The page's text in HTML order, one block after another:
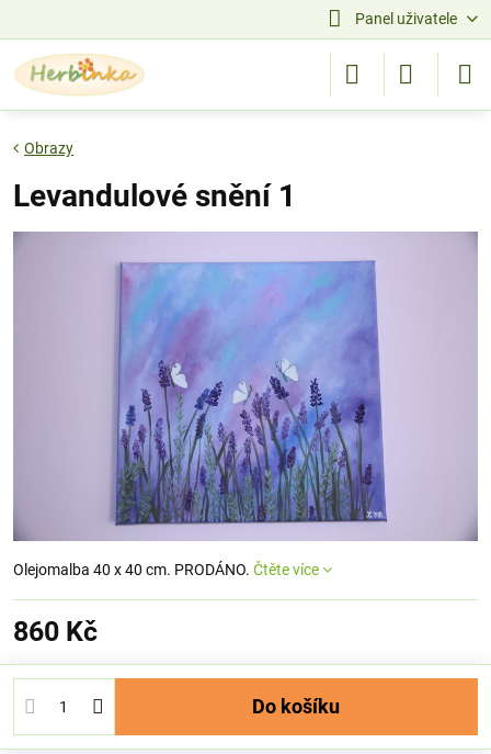
Panel uživatele
Obrazy
Levandulové snění 1
Olejomalba 40 x 40 cm. PRODÁNO. Čtěte více
860 Kč
Do košíku